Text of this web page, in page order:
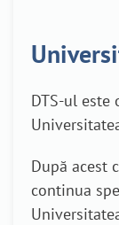
DTS-ul
După acest
continua